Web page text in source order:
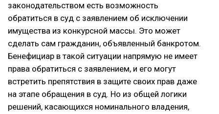
законодательством есть возможность
обратиться в суд с заявлением об исключении
имущества из конкурсной массы. Это может
сделать сам гражданин, объявленный банкротом.
Бенефициар в такой ситуации напрямую не имеет
права обратиться с заявлением, и его могут
встретить препятствия в защите своих прав даже
на этапе обращения в суд. Но из общей логики
решений, касающихся номинального владения,